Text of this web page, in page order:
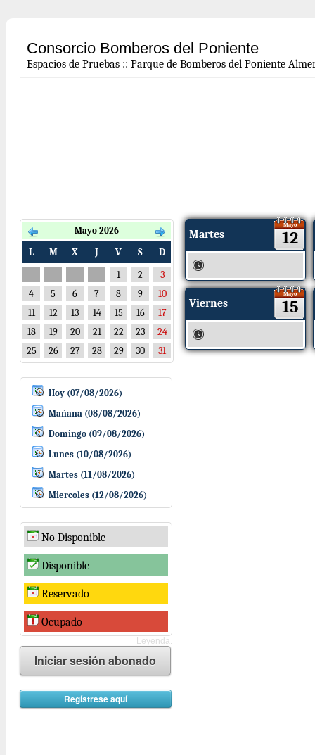
Consorcio Bomberos del Poniente
Espacios de Pruebas :: Parque de Bomberos del Poniente
Mayo 2026
L M X J V S
D
1
2
3
4
5 6 7 8 9
10
11
12 13 14 15 16
17
18
19 20 21 22 23
24
25
26 27 28 29 30 31
Hoy (07/08/2026)
Mañana (08/08/2026)
Domingo (09/08/2026)
Lunes (10/08/2026)
Martes (11/08/2026)
Miercoles (12/08/2026)
No Disponible
Disponible
Reservado
Ocupado
Leyenda.
Iniciar sesión abonado
Regístrese aquí
Martes
Mayo
12
Viernes
Mayo
15